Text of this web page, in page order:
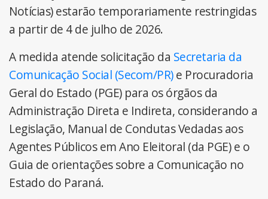
Notícias) estarão temporariamente restringidas
a partir de 4 de julho de 2026.
A medida atende solicitação da Secretaria da
Comunicação Social (Secom/PR)e Procuradoria
Geral do Estado (PGE) para os órgãos da
Administração Direta e Indireta, considerando a
Legislação, Manual de Condutas Vedadas aos
Agentes Públicos em Ano Eleitoral (da PGE) e o
Guia de orientações sobre a Comunicação no
Estado do Paraná.